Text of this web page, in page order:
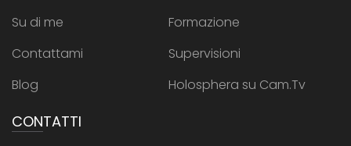
Su di me
Formazione
Contattami
Supervisioni
Blog
Holosphera su Cam.Tv
CONTATTI